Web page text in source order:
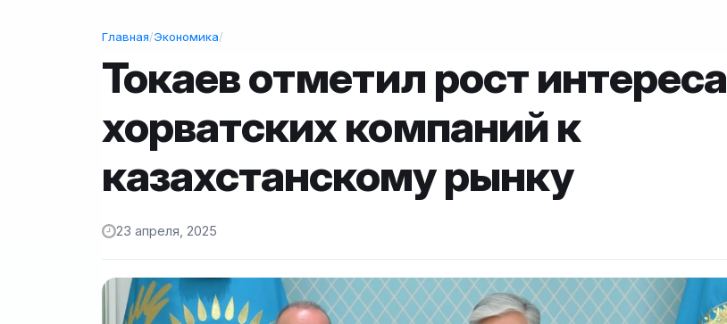
Главная/Экономика/
Токаев отметил рост интереса
хорватских компаний к
казахстанскому рынку
23 апреля, 2025